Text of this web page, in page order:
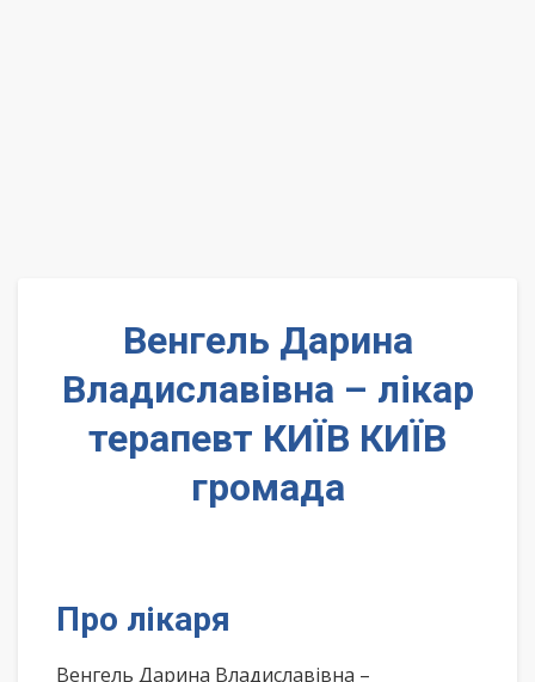
Венгель Дарина
Владиславівна – лікар
терапевт КИЇВ КИЇВ
громада
Про лікаря
Венгель Дарина Владиславівна –